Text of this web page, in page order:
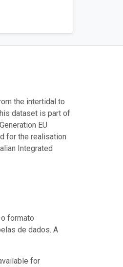
the intertidal to
dataset is part of
EU
for the realisation
Integrated
formato
de dados. A
for